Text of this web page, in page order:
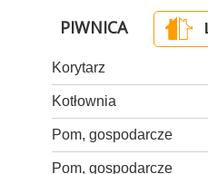
PIWNICA
Korytarz
Kotłownia
Pom, gospodarcze
Pom, gospodarcze